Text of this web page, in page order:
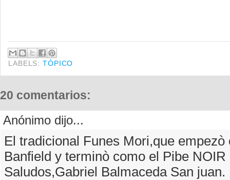
LABELS:TÓPICO
20 comentarios:
Anónimo dijo...
El tradicional Funes Mori,que empezò
Banfield y terminò como el Pibe NOIR
Saludos,Gabriel Balmaceda San juan.